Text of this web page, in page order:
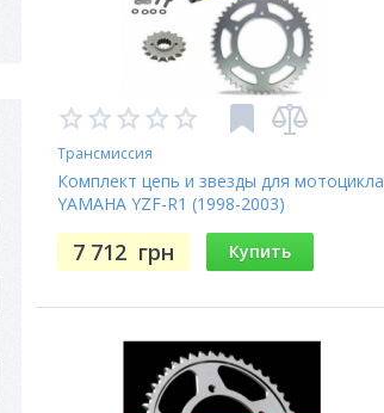
Трансмиссия
Комплект цепь и звезды для мотоцикла
YAMAHA YZF-R1 (1998-2003)
7 712 грн Купить